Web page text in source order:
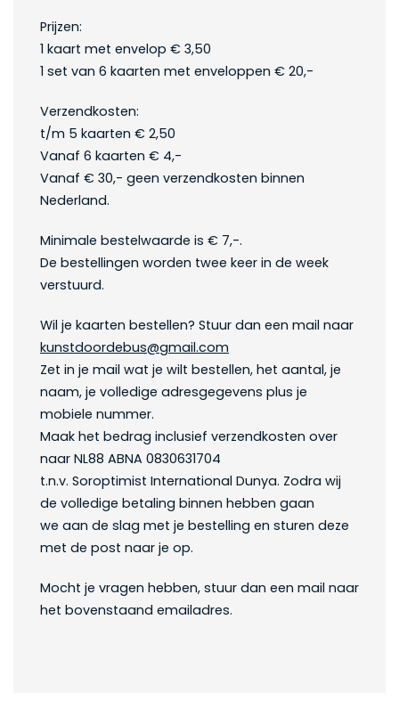
Prijzen:
1 kaart met envelop € 3,50
1 set van 6 kaarten met enveloppen € 20,-
Verzendkosten:
t/m 5 kaarten € 2,50
Vanaf 6 kaarten € 4,-
Vanaf € 30,- geen verzendkosten binnen
Nederland.
Minimale bestelwaarde is € 7,-.
De bestellingen worden twee keer in de week
verstuurd.
Wil je kaarten bestellen? Stuur dan een mail naar
kunstdoordebus@gmail.com
Zet in je mail wat je wilt bestellen, het aantal, je
naam, je volledige adresgegevens plus je
mobiele nummer.
Maak het bedrag inclusief verzendkosten over
naar NL88 ABNA 0830631704
t.n.v. Soroptimist International Dunya. Zodra wij
de volledige betaling binnen hebben gaan
we aan de slag met je bestelling en sturen deze
met de post naar je op.
Mocht je vragen hebben, stuur dan een mail naar
het bovenstaand emailadres.